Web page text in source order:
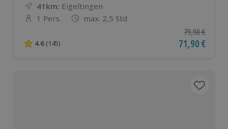
41km: Entfernung
Standort
Eigeltingen
Anzahl der Teilnehmer
1 Pers. max. 2,5 Std
4.6 von 5 Sternen basierend auf 145 Bewertungen
4.6 (145)
79,90 €
Aktueller
71,90 €